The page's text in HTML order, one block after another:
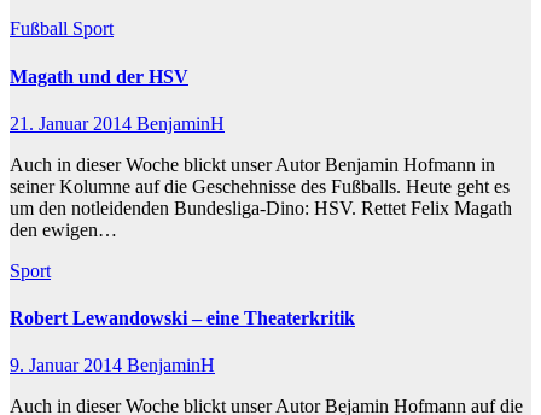
Fußball Sport
Magath und der HSV
21. Januar 2014 BenjaminH
Auch in dieser Woche blickt unser Autor Benjamin Hofmann in
seiner Kolumne auf die Geschehnisse des Fußballs. Heute geht es
um den notleidenden Bundesliga-Dino: HSV. Rettet Felix Magath
den ewigen…
Sport
Robert Lewandowski – eine Theaterkritik
9. Januar 2014 BenjaminH
Auch in dieser Woche blickt unser Autor Bejamin Hofmann auf die